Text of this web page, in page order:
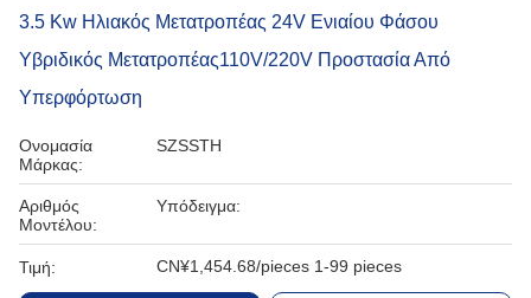
3.5 Kw Ηλιακός Μετατροπέας 24V Ενιαίου Φάσου
Υβριδικός Μετατροπέας110V/220V Προστασία Από
Υπερφόρτωση
Ονομασία
Μάρκας:
SZSSTH
Αριθμός
Μοντέλου:
Υπόδειγμα:
Τιμή: CN¥1,454.68/pieces 1-99 pieces